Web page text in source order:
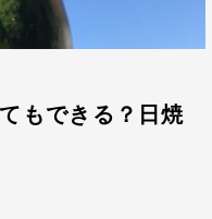
もできる？日焼